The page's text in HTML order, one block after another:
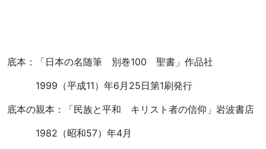
底本：「日本の名随筆 別巻100 聖書」作品社
1999（平成11）年6月25日第1刷発行
底本の親本：「民族と平和 キリスト者の信仰」岩波書店
1982（昭和57）年4月